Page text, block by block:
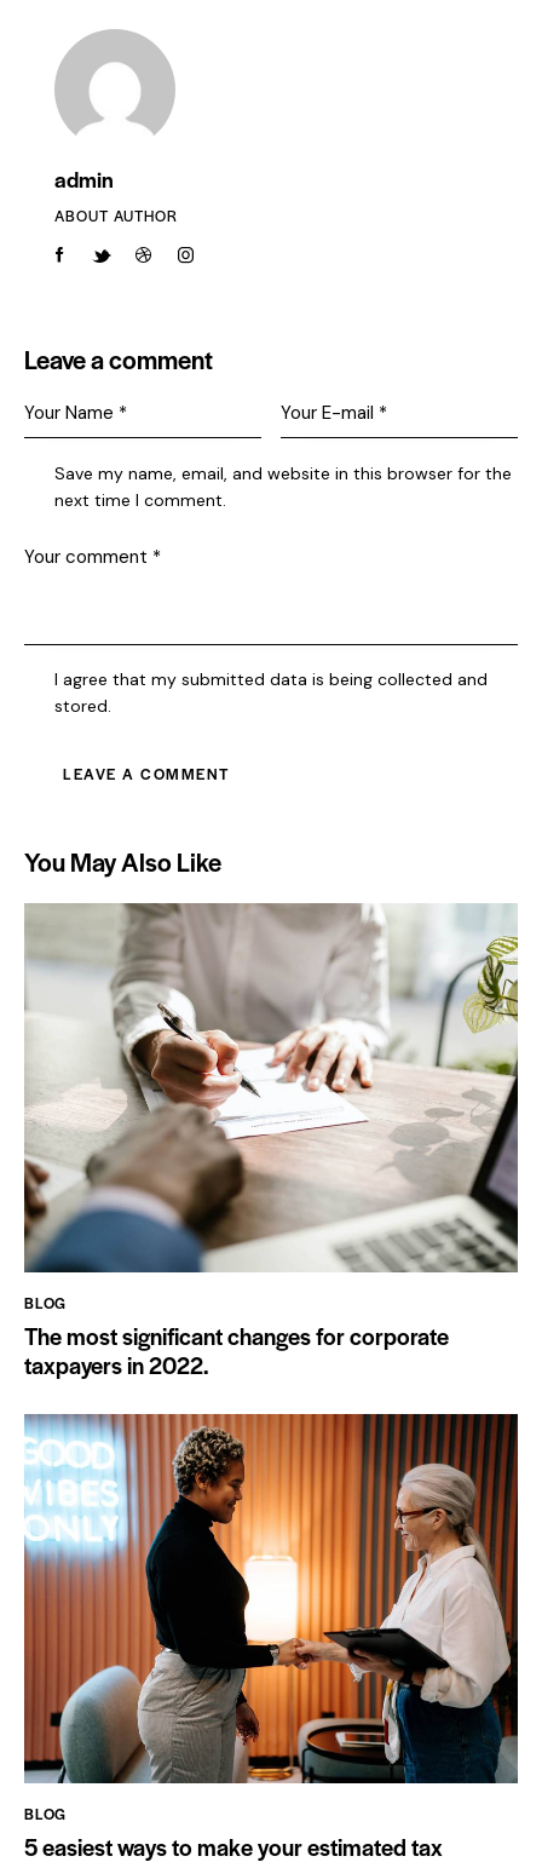
admin
ABOUT AUTHOR
Leave a comment
Save my name, email, and website in this browser for the
next time I comment.
I agree that my submitted data is being collected and
stored.
You May Also Like
BLOG
The most significant changes for corporate
taxpayers in 2022.
BLOG
5 easiest ways to make your estimated tax